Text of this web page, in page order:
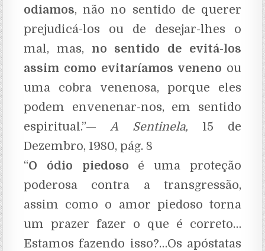
odiamos, não no sentido de querer
prejudicá-los ou de desejar-lhes o
mal, mas, no sentido de evitá-los
assim como evitaríamos veneno ou
uma cobra venenosa, porque eles
podem envenenar-nos, em sentido
espiritual.”— A Sentinela, 15 de
Dezembro, 1980, pág. 8
“O ódio piedoso é uma proteção
poderosa contra a transgressão,
assim como o amor piedoso torna
um prazer fazer o que é correto…
Estamos fazendo isso?…Os apóstatas